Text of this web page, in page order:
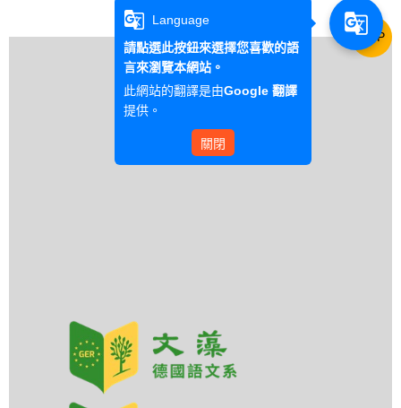
TOP
g_translate
Language
請點選此按鈕來選擇您喜歡的語
言來瀏覽本網站。
此網站的翻譯是由Google 翻譯
提供。
關閉
g_translate